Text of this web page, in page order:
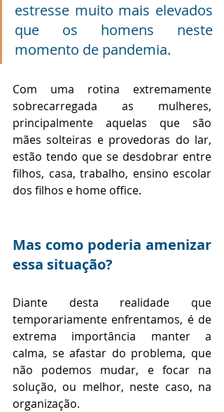
estresse muito mais elevados
que os homens neste
momento de pandemia.
Com uma rotina extremamente
sobrecarregada as mulheres,
principalmente aquelas que são
mães solteiras e provedoras do lar,
estão tendo que se desdobrar entre
filhos, casa, trabalho, ensino escolar
dos filhos e home office.
Mas como poderia amenizar
essa situação?
Diante desta realidade que
temporariamente enfrentamos, é de
extrema importância manter a
calma, se afastar do problema, que
não podemos mudar, e focar na
solução, ou melhor, neste caso, na
organização.